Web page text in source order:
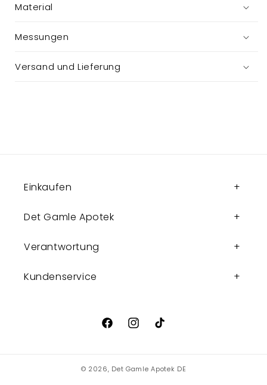
Material
Messungen
Versand und Lieferung
Einkaufen
Det Gamle Apotek
Verantwortung
Kundenservice
FacebookInstagram
TikTok
© 2026, Det Gamle Apotek DE